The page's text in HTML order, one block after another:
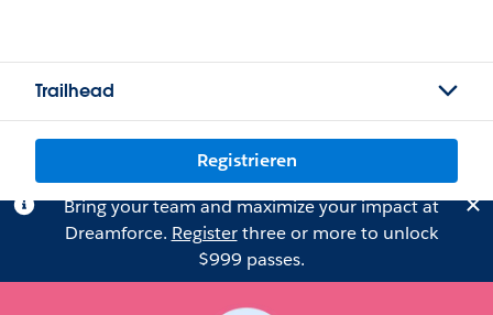
Trailhead
Registrieren
Bring your team and maximize your impact at
Dreamforce. Registerthree or more to unlock
$999 passes.